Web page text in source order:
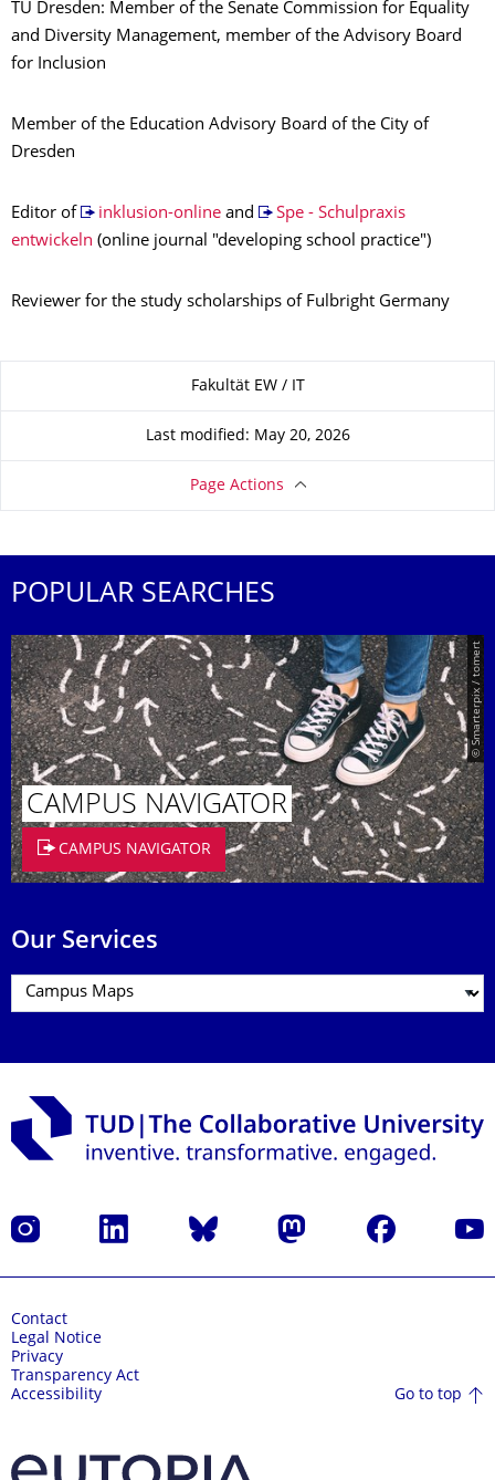
TU Dresden: Member of the Senate Commission for Equality
and Diversity Management, member of the Advisory Board
for Inclusion
Member of the Education Advisory Board of the City of
Dresden
Editor of inklusion-onlineand
Spe - Schulpraxis
entwickeln (online journal "developing school practice")
Reviewer for the study scholarships of Fulbright Germany
Fakultät EW / IT
Last modified: May 20, 2026
Page Actions
POPULAR SEARCHES
© Smarterpix / tomert
CAMPUS NAVIGATOR
CAMPUS NAVIGATOR
Our Services
Instagram LinkedIn Bluesky Mastodon Facebook
Contact
Legal Notice
Privacy
Transparency Act
Accessibility
Go to top